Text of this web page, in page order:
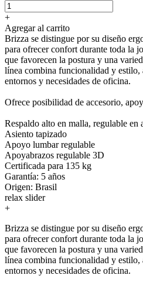
+
Agregar al carrito
Brizza se distingue por su diseño
para ofrecer confort durante toda la
que favorecen la postura y una
línea combina funcionalidad y estilo,
entornos y necesidades de oficina.
Ofrece posibilidad de accesorio,
Respaldo alto en malla, regulable en
Asiento tapizado
Apoyo lumbar regulable
Apoyabrazos regulable 3D
Certificada para 135 kg⁠
Garantía: 5 años
Origen: Brasil
relax slider
+
Brizza se distingue por su diseño
para ofrecer confort durante toda la
que favorecen la postura y una
línea combina funcionalidad y estilo,
entornos y necesidades de oficina.